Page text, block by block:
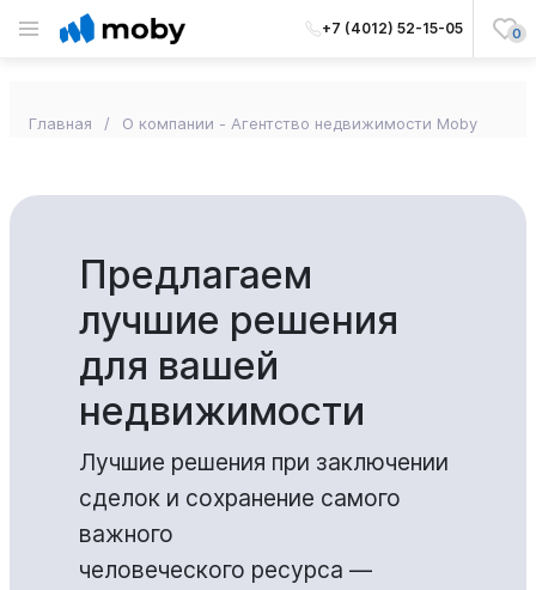
+7 (4012) 52-15-05 0
Главная О компании - Агентство недвижимости Moby
Предлагаем
лучшие решения
для вашей
недвижимости
Лучшие решения при заключении
сделок и сохранение самого
важного
человеческого ресурса —